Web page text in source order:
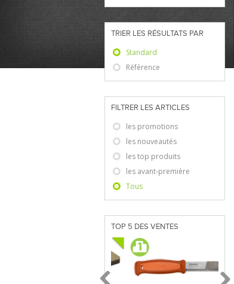
TRIER LES RÉSULTATS PAR
Standard
Référence
FILTRER LES ARTICLES
les promotions
les nouveautés
les top produits
les avant-première
Tous
TOP 5 DES VENTES